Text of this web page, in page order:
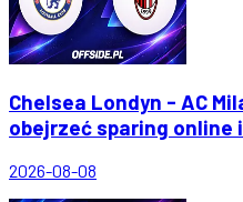
Chelsea Londyn - AC
obejrzeć sparing online
2026-08-08